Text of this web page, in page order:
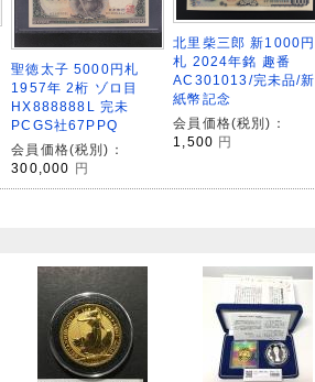
聖徳太子 5000円札
1957年 2桁 ゾロ目
HX888888L 完未
PCGS社67PPQ
会員価格(税別)：
300,000
円
北里柴三郎 新1000円
札 2024年銘 趣番
AC301013/完未品/新
紙幣記念
会員価格(税別)：
1,500 円